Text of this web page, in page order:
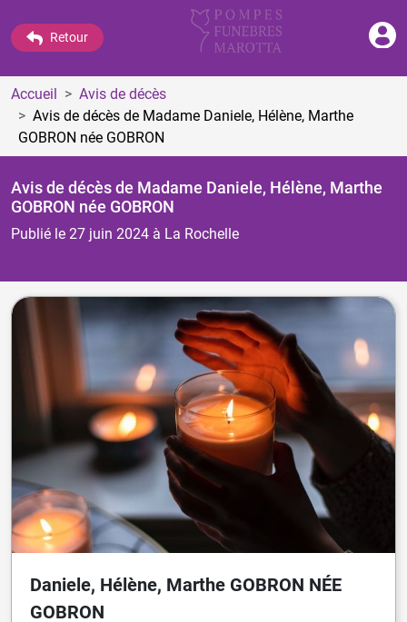
Retour
Accueil
Avis de décès
Avis de décès de Madame Daniele, Hélène, Marthe
GOBRON née GOBRON
Avis de décès de Madame Daniele, Hélène, Marthe
GOBRON née GOBRON
Publié le 27 juin 2024 à La Rochelle
Daniele, Hélène, Marthe GOBRON NÉE
GOBRON